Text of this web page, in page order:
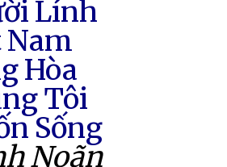
Lính
Nam
Hòa
Tôi
Sống
Noãn